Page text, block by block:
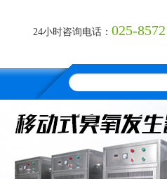
24小时咨询电话： 025-